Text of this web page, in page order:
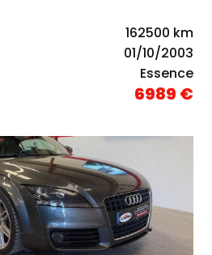
162500 km
01/10/2003
Essence
6989 €